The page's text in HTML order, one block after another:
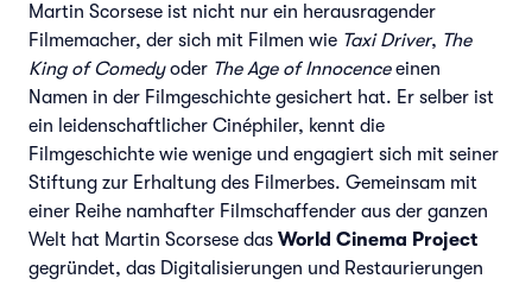
Martin Scorsese ist nicht nur ein herausragender
Filmemacher, der sich mit Filmen wie Taxi Driver, The
King of Comedyoder The Age of Innocenceeinen
Namen in der Filmgeschichte gesichert hat. Er selber ist
ein leidenschaftlicher Cinéphiler, kennt die
Filmgeschichte wie wenige und engagiert sich mit seiner
Stiftung zur Erhaltung des Filmerbes. Gemeinsam mit
einer Reihe namhafter Filmschaffender aus der ganzen
Welt hat Martin Scorsese das World Cinema Project
gegründet, das Digitalisierungen und Restaurierungen